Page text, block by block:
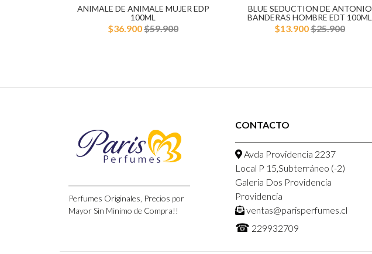
ANIMALE DE ANIMALE MUJER EDP
100ML
$36.900$59.900
BLUE SEDUCTION DE ANTONIO
BANDERAS HOMBRE EDT 100ML
$13.900$25.900
Perfumes Originales, Precios por
Mayor Sin Minimo de Compra!!
CONTACTO
Avda Providencia 2237
Local P 15,Subterráneo (-2)
Galeria Dos Providencia
Providencia
ventas@parisperfumes.cl
☎ 229932709